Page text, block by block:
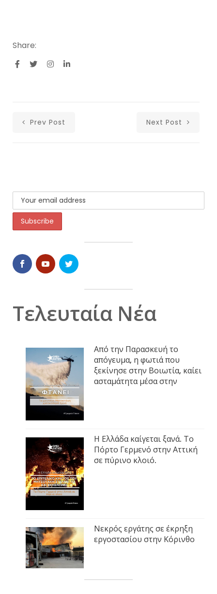
Share:
Prev Post Next Post
Τελευταία Νέα
Από την Παρασκευή το
απόγευμα, η φωτιά που
ξεκίνησε στην Βοιωτία, καίει
ασταμάτητα μέσα στην
Η Ελλάδα καίγεται ξανά. Το
Πόρτο Γερμενό στην Αττική
σε πύρινο κλοιό.
Νεκρός εργάτης σε έκρηξη
εργοστασίου στην Κόρινθο